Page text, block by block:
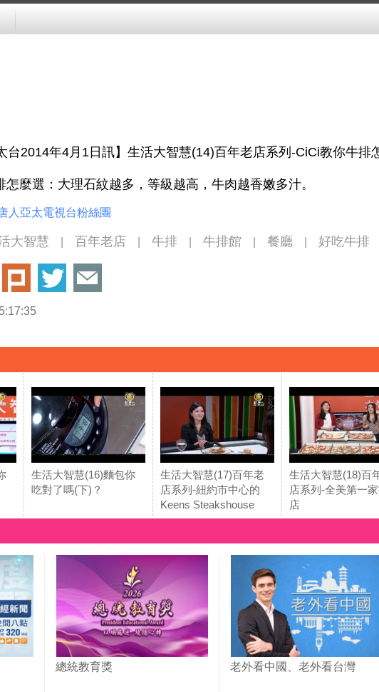
台2014年4月1日訊】生活大智慧(14)百年老店系列-CiCi教你牛排
怎麼選：大理石紋越多，等級越高，牛肉越香嫩多汁。
人亞太電視台粉絲團
大智慧 百年老店 牛排 牛排館 餐廳 好吃牛排
生活大智慧(16)麵包你
吃對了嗎(下)？
生活大智慧(17)百年老
店系列-紐約市中心的
Keens Steakshouse
生活大智慧(18)百
店系列-全美第一
店
總統教育獎 老外看中國、老外看台灣